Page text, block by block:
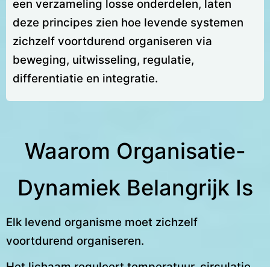
een verzameling losse onderdelen, laten
deze principes zien hoe levende systemen
zichzelf voortdurend organiseren via
beweging, uitwisseling, regulatie,
differentiatie en integratie.
Waarom Organisatie-
Dynamiek Belangrijk Is
Elk levend organisme moet zichzelf
voortdurend organiseren.